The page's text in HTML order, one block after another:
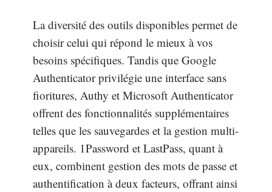
La diversité des outils disponibles permet de
choisir celui qui répond le mieux à vos
besoins spécifiques. Tandis que Google
Authenticator privilégie une interface sans
fioritures, Authy et Microsoft Authenticator
offrent des fonctionnalités supplémentaires
telles que les sauvegardes et la gestion multi-
appareils. 1Password et LastPass, quant à
eux, combinent gestion des mots de passe et
authentification à deux facteurs, offrant ainsi